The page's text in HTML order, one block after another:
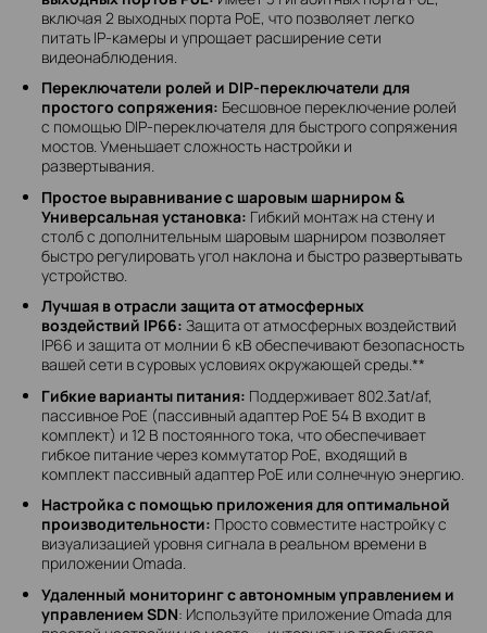
включая 2 выходных порта PoE, что позволяет легко
питать IP-камеры и упрощает расширение сети
видеонаблюдения.
Переключатели ролей и DIP-переключатели для
простого сопряжения: Бесшовное переключение ролей
с помощью DIP-переключателя для быстрого сопряжения
мостов. Уменьшает сложность настройки и
развертывания.
Простое выравнивание с шаровым шарниром &
Универсальная установка: Гибкий монтаж на стену и
столб с дополнительным шаровым шарниром позволяет
быстро регулировать угол наклона и быстро развертывать
устройство.
Лучшая в отрасли защита от атмосферных
воздействий IP66: Защита от атмосферных воздействий
IP66 и защита от молнии 6 кВ обеспечивают безопасность
вашей сети в суровых условиях окружающей среды.**
Гибкие варианты питания: Поддерживает 802.3at/af,
пассивное PoE (пассивный адаптер PoE 54 В входит в
комплект) и 12 В постоянного тока, что обеспечивает
гибкое питание через коммутатор PoE, входящий в
комплект пассивный адаптер PoE или солнечную энергию.
Настройка с помощью приложения для оптимальной
производительности: Просто совместите настройку с
визуализацией уровня сигнала в реальном времени в
приложении Omada.
Удаленный мониторинг с автономным управлением и
управлением SDN: Используйте приложение Omada для